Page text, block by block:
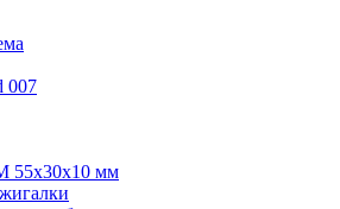
007
55x30x10 мм